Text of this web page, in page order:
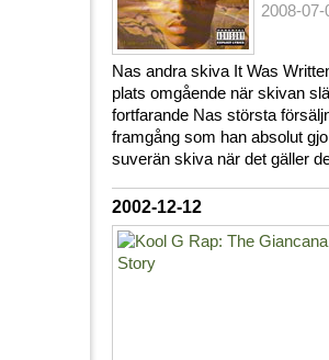
2008-07-
Nas andra skiva It Was
plats omgående när skivan
fortfarande Nas största
framgång som han absolut
suverän skiva när det gäller
2002-12-12